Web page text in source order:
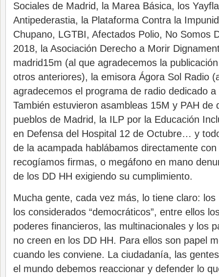
Sociales de Madrid, la Marea Básica, los
Antipederastia, la Plataforma Contra la
Chupano, LGTBI, Afectados Polio, No Somos
2018, la Asociación Derecho a Morir
madrid15m (al que agradecemos la
otros anteriores), la emisora Ágora Sol Radio
agradecemos el programa de radio dedicado
También estuvieron asambleas 15M y PAH de
pueblos de Madrid, la ILP por la Educación
en Defensa del Hospital 12 de Octubre… y
de la acampada hablábamos directamente
recogíamos firmas, o megáfono en mano
de los DD HH exigiendo su cumplimiento.
Mucha gente, cada vez más, lo tiene claro:
los considerados “democráticos”, entre ellos
poderes financieros, las multinacionales y los
no creen en los DD HH. Para ellos son papel
cuando les conviene. La ciudadanía, las
el mundo debemos reaccionar y defender lo